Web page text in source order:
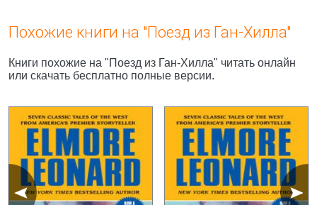
Похожие книги на "Поезд из Ган-Хилла"
Книги похожие на "Поезд из Ган-Хилла" читать онлайн
или скачать бесплатно полные версии.